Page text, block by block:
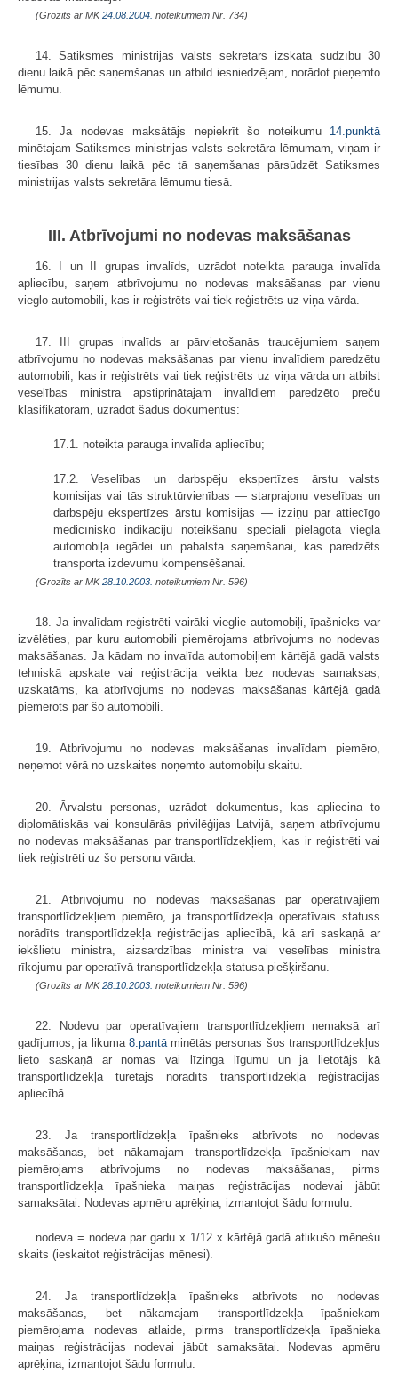
(Grozīts ar MK24.08.2004. noteikumiem Nr. 734)
14. Satiksmes ministrijas valsts sekretārs izskata sūdzību 30
dienu laikā pēc saņemšanas un atbild iesniedzējam, norādot pieņemto
lēmumu.
15. Ja nodevas maksātājs nepiekrīt šo noteikumu 14.punktā
minētajam Satiksmes ministrijas valsts sekretāra lēmumam, viņam ir
tiesības 30 dienu laikā pēc tā saņemšanas pārsūdzēt Satiksmes
ministrijas valsts sekretāra lēmumu tiesā.
III. Atbrīvojumi no nodevas maksāšanas
16. I un II grupas invalīds, uzrādot noteikta parauga invalīda
apliecību, saņem atbrīvojumu no nodevas maksāšanas par vienu
vieglo automobili, kas ir reģistrēts vai tiek reģistrēts uz viņa vārda.
17. III grupas invalīds ar pārvietošanās traucējumiem saņem
atbrīvojumu no nodevas maksāšanas par vienu invalīdiem paredzētu
automobili, kas ir reģistrēts vai tiek reģistrēts uz viņa vārda un atbilst
veselības ministra apstiprinātajam invalīdiem paredzēto preču
klasifikatoram, uzrādot šādus dokumentus:
17.1. noteikta parauga invalīda apliecību;
17.2. Veselības un darbspēju ekspertīzes ārstu valsts
komisijas vai tās struktūrvienības — starprajonu veselības un
darbspēju ekspertīzes ārstu komisijas — izziņu par attiecīgo
medicīnisko indikāciju noteikšanu speciāli pielāgota vieglā
automobiļa iegādei un pabalsta saņemšanai, kas paredzēts
transporta izdevumu kompensēšanai.
(Grozīts ar MK28.10.2003. noteikumiem Nr. 596)
18. Ja invalīdam reģistrēti vairāki vieglie automobiļi, īpašnieks var
izvēlēties, par kuru automobili piemērojams atbrīvojums no nodevas
maksāšanas. Ja kādam no invalīda automobiļiem kārtējā gadā valsts
tehniskā apskate vai reģistrācija veikta bez nodevas samaksas,
uzskatāms, ka atbrīvojums no nodevas maksāšanas kārtējā gadā
piemērots par šo automobili.
19. Atbrīvojumu no nodevas maksāšanas invalīdam piemēro,
neņemot vērā no uzskaites noņemto automobiļu skaitu.
20. Ārvalstu personas, uzrādot dokumentus, kas apliecina to
diplomātiskās vai konsulārās privilēģijas Latvijā, saņem atbrīvojumu
no nodevas maksāšanas par transportlīdzekļiem, kas ir reģistrēti vai
tiek reģistrēti uz šo personu vārda.
21. Atbrīvojumu no nodevas maksāšanas par operatīvajiem
transportlīdzekļiem piemēro, ja transportlīdzekļa operatīvais statuss
norādīts transportlīdzekļa reģistrācijas apliecībā, kā arī saskaņā ar
iekšlietu ministra, aizsardzības ministra vai veselības ministra
rīkojumu par operatīvā transportlīdzekļa statusa piešķiršanu.
(Grozīts ar MK28.10.2003. noteikumiem Nr. 596)
22. Nodevu par operatīvajiem transportlīdzekļiem nemaksā arī
gadījumos, ja likuma 8.pantāminētās personas šos transportlīdzekļus
lieto saskaņā ar nomas vai līzinga līgumu un ja lietotājs kā
transportlīdzekļa turētājs norādīts transportlīdzekļa reģistrācijas
apliecībā.
23. Ja transportlīdzekļa īpašnieks atbrīvots no nodevas
maksāšanas, bet nākamajam transportlīdzekļa īpašniekam nav
piemērojams atbrīvojums no nodevas maksāšanas, pirms
transportlīdzekļa īpašnieka maiņas reģistrācijas nodevai jābūt
samaksātai. Nodevas apmēru aprēķina, izmantojot šādu formulu:
nodeva = nodeva par gadu x 1/12 x kārtējā gadā atlikušo mēnešu
skaits (ieskaitot reģistrācijas mēnesi).
24. Ja transportlīdzekļa īpašnieks atbrīvots no nodevas
maksāšanas, bet nākamajam transportlīdzekļa īpašniekam
piemērojama nodevas atlaide, pirms transportlīdzekļa īpašnieka
maiņas reģistrācijas nodevai jābūt samaksātai. Nodevas apmēru
aprēķina, izmantojot šādu formulu: